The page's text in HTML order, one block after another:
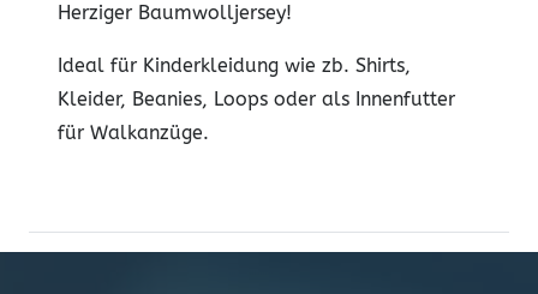
Herziger Baumwolljersey!
Ideal für Kinderkleidung wie zb. Shirts,
Kleider, Beanies, Loops oder als Innenfutter
für Walkanzüge.